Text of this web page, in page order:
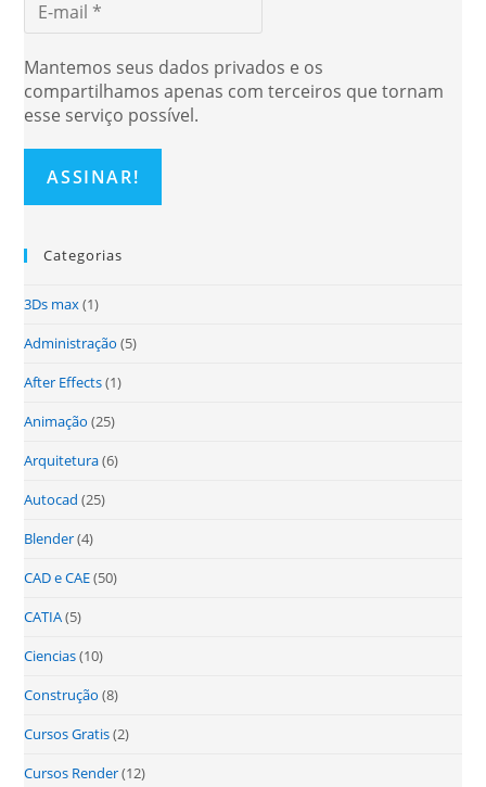
Mantemos seus dados privados e os
compartilhamos apenas com terceiros que tornam
esse serviço possível.
Categorias
3Ds max(1)
Administração (5)
After Effects(1)
Animação (25)
Arquitetura(6)
Autocad (25)
Blender(4)
CAD e CAE(50)
CATIA(5)
Ciencias(10)
Construção (8)
Cursos Gratis(2)
Cursos Render(12)